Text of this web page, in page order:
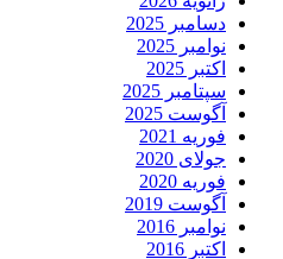
دسامبر 2025
نوامبر 2025
اکتبر 2025
سپتامبر 2025
آگوست 2025
فوریه 2021
جولای 2020
فوریه 2020
آگوست 2019
نوامبر 2016
اکتبر 2016